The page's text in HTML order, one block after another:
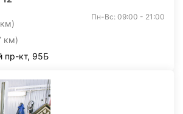
км)
Пн-Вс: 09:00 - 21:00
пр-кт, 95Б